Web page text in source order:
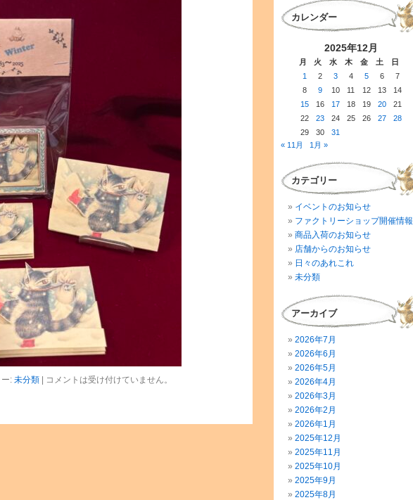
: 未分類| コメントは受け付けていません。
カレンダー
2025年12月
月 火 水 木 金 土
日
1
2 3 4 5 6
7
8
9 10 11 12 13
14
15
16 17 18 19 20
21
22
23 24 25 26 27
28
29
30
31
« 11月
1月 »
カテゴリー
イベントのお知らせ
ファクトリーショップ開催情報
商品入荷のお知らせ
店舗からのお知らせ
日々のあれこれ
未分類
アーカイブ
2026年7月
2026年6月
2026年5月
2026年4月
2026年3月
2026年2月
2026年1月
2025年12月
2025年11月
2025年10月
2025年9月
2025年8月